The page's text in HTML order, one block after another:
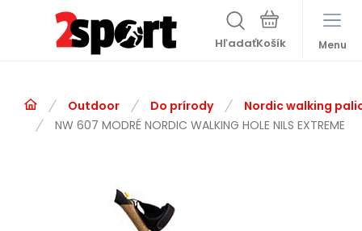
Hľadať Menu
Outdoor Do prírody
Nordic walking
NW 607 MODRÉ NORDIC WALKING HOLE NILS EXTREME